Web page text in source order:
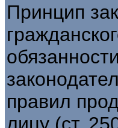
Принцип
правил
лицу (ст.